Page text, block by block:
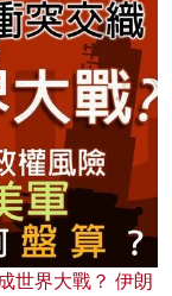
世界大戰？ 伊朗